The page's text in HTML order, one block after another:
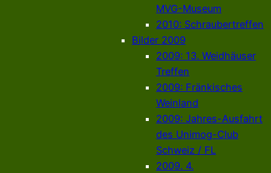
MVG-Museum
2010: Schraubertreffen
Bilder 2009
2009: 13. Weidhäuser
Treffen
2009: Fränkisches
Weinland
2009: Jahres-Ausfahrt
des Unimog-Club
Schweiz / FL
2009. 4.